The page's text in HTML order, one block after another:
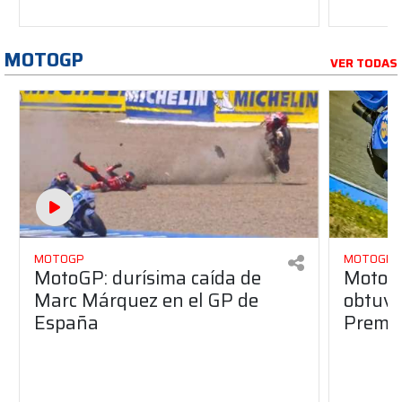
MOTOGP VER TODAS
MOTOGP
MotoGP: durísima caída de
Marc Márquez en el GP de
España
MOTOGP